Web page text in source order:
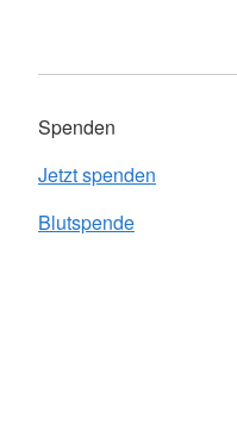
Spenden
Jetzt spenden
Blutspende